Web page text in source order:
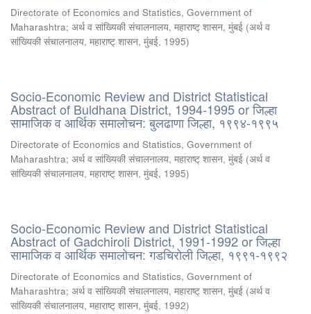
Directorate of Economics and Statistics, Government of
Maharashtra; अर्थ व सांख्यिकी संचालनालय, महाराष्ट् शासन, मुंबई (अर्थ व
सांख्यिकी संचालनालय, महाराष्ट् शासन, मुंबई, 1995)
Socio-Economic Review and District Statistical
Abstract of Buldhana District, 1994-1995 or जिल्हा
सामाजिक व आर्थिक समालोचन: बुलढाणा जिल्हा, १९९४-१९९५
Directorate of Economics and Statistics, Government of
Maharashtra; अर्थ व सांख्यिकी संचालनालय, महाराष्ट् शासन, मुंबई (अर्थ व
सांख्यिकी संचालनालय, महाराष्ट् शासन, मुंबई, 1995)
Socio-Economic Review and District Statistical
Abstract of Gadchiroli District, 1991-1992 or जिल्हा
सामाजिक व आर्थिक समालोचन: गडचिरोली जिल्हा, १९९१-१९९२
Directorate of Economics and Statistics, Government of
Maharashtra; अर्थ व सांख्यिकी संचालनालय, महाराष्ट् शासन, मुंबई (अर्थ व
सांख्यिकी संचालनालय, महाराष्ट् शासन, मुंबई, 1992)